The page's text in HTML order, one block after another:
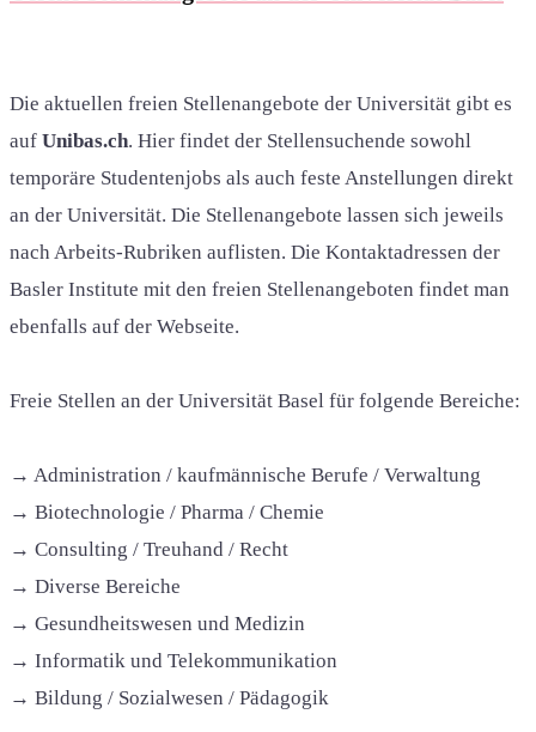
Die aktuellen freien Stellenangebote der Universität gibt es
auf Unibas.ch. Hier findet der Stellensuchende sowohl
temporäre Studentenjobs als auch feste Anstellungen direkt
an der Universität. Die Stellenangebote lassen sich jeweils
nach Arbeits-Rubriken auflisten. Die Kontaktadressen der
Basler Institute mit den freien Stellenangeboten findet man
ebenfalls auf der Webseite.
Freie Stellen an der Universität Basel für folgende Bereiche:
→ Administration / kaufmännische Berufe / Verwaltung
→ Biotechnologie / Pharma / Chemie
→ Consulting / Treuhand / Recht
→ Diverse Bereiche
→ Gesundheitswesen und Medizin
→ Informatik und Telekommunikation
→ Bildung / Sozialwesen / Pädagogik